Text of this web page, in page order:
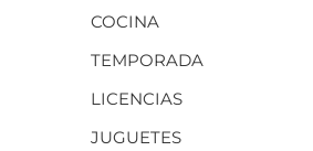
COCINA
TEMPORADA
LICENCIAS
JUGUETES